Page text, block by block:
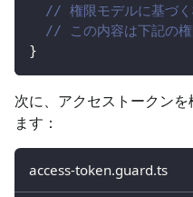
// 権限モデルに基づく
// この内容は下記の権
}
次に、アクセストークン
ます：
access-token.guard.ts